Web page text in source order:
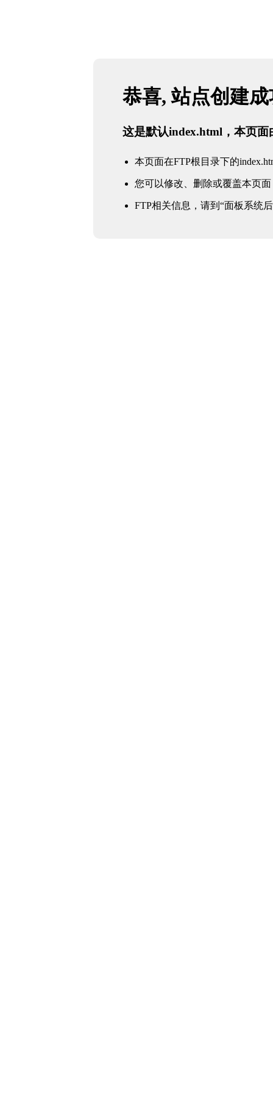
恭喜, 站点创建
这是默认index.html，本页面
本页面在FTP根目录下的
您可以修改、删除或覆盖本页面
FTP相关信息，请到“面板系统